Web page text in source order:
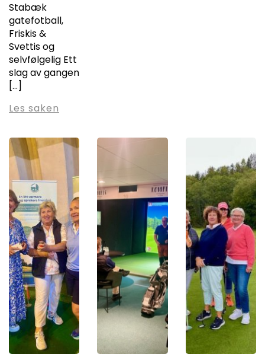
Stabæk
gatefotball,
Friskis &
Svettis og
selvfølgelig Ett
slag av gangen
[…]
Les saken